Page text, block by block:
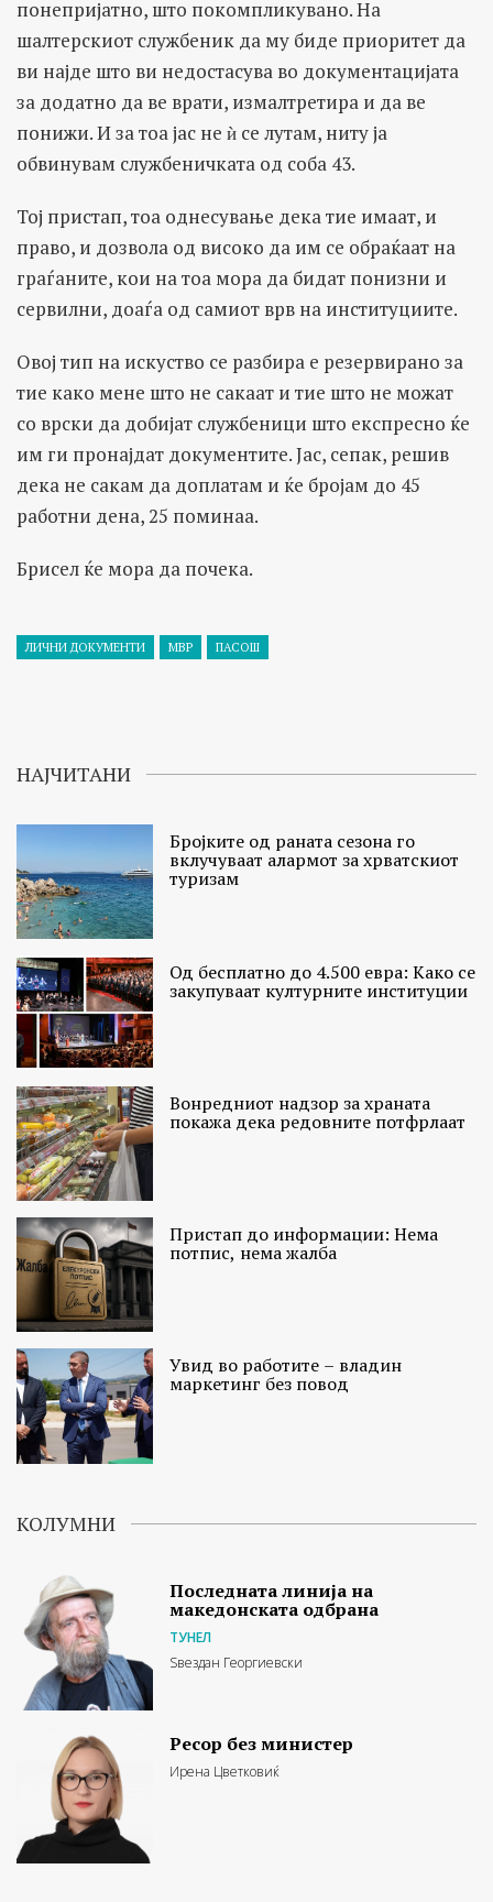
понепријатно, што покомпликувано. На
шалтерскиот службеник да му биде приоритет да
ви најде што ви недостасува во документацијата
за додатно да ве врати, измалтретира и да ве
понижи. И за тоа јас не ѝ се лутам, ниту ја
обвинувам службеничката од соба 43.
Тој пристап, тоа однесување дека тие имаат, и
право, и дозвола од високо да им се обраќаат на
граѓаните, кои на тоа мора да бидат понизни и
сервилни, доаѓа од самиот врв на институциите.
Овој тип на искуство се разбира е резервирано за
тие како мене што не сакаат и тие што не можат
со врски да добијат службеници што експресно ќе
им ги пронајдат документите. Јас, сепак, решив
дека не сакам да доплатам и ќе бројам до 45
работни дена, 25 поминаа.
Брисел ќе мора да почека.
ЛИЧНИ ДОКУМЕНТИ МВР ПАСОШ
НАЈЧИТАНИ
Бројките од раната сезона го
вклучуваат алармот за хрватскиот
туризам
Од бесплатно до 4.500 евра: Како се
закупуваат културните институции
Вонредниот надзор за храната
покажа дека редовните потфрлаат
Пристап до информации: Нема
потпис, нема жалба
Увид во работите – владин
маркетинг без повод
КОЛУМНИ
Последната линија на
македонската одбрана
ТУНЕЛ
Ѕвездан Георгиевски
Ресор без министер
Ирена Цветковиќ